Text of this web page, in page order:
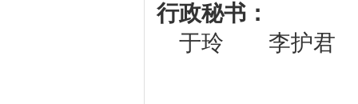
行政秘书：
于玲 李护君